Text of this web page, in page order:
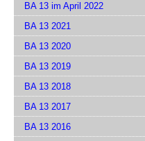
BA 13 im April 2022
BA 13 2021
BA 13 2020
BA 13 2019
BA 13 2018
BA 13 2017
BA 13 2016